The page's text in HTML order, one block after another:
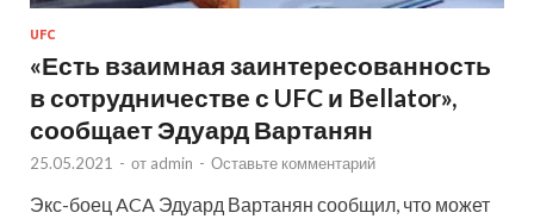
UFC
«Есть взаимная заинтересованность
в сотрудничестве с UFC и Bellator»,
сообщает Эдуард Вартанян
25.05.2021 - от admin - Оставьте комментарий
Экс-боец ACA Эдуард Вартанян сообщил, что может